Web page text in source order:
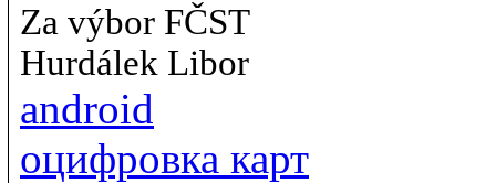
Za výbor FČST
Hurdálek Libor
android
оцифровка карт